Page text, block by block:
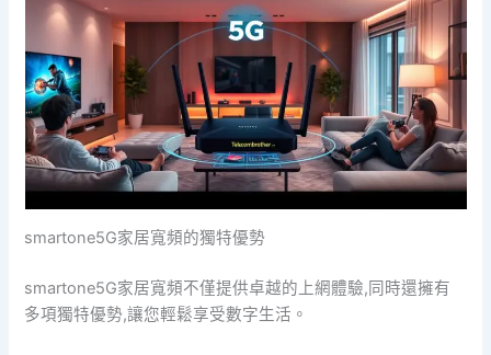
smartone5G家居寬頻的獨特優勢
smartone5G家居寬頻不僅提供卓越的上網體驗,同時還擁有
多項獨特優勢,讓您輕鬆享受數字生活。